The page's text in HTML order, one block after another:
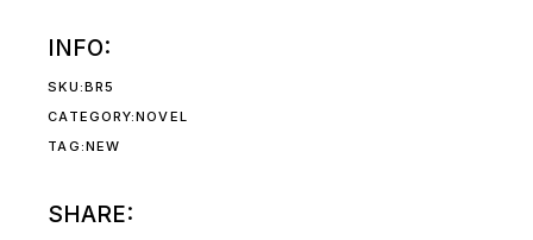
INFO:
SKU:BR5
CATEGORY:NOVEL
TAG:NEW
SHARE: